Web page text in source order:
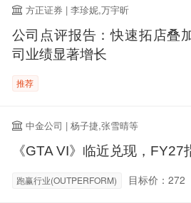
方正证券 | 李珍妮,万宇昕
公司点评报告：快速拓店叠
司业绩显著增长
推荐
中金公司 | 杨子捷,张雪晴等
《GTA VI》临近兑现，FY27
跑赢行业(OUTPERFORM) 目标价：272